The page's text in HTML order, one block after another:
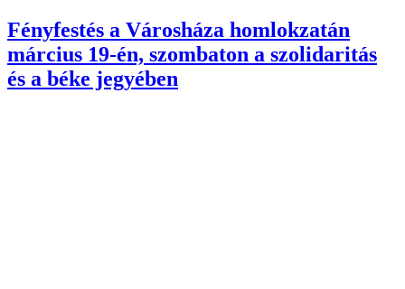
Fényfestés a Városháza homlokzatán
március 19-én, szombaton a szolidaritás
és a béke jegyében